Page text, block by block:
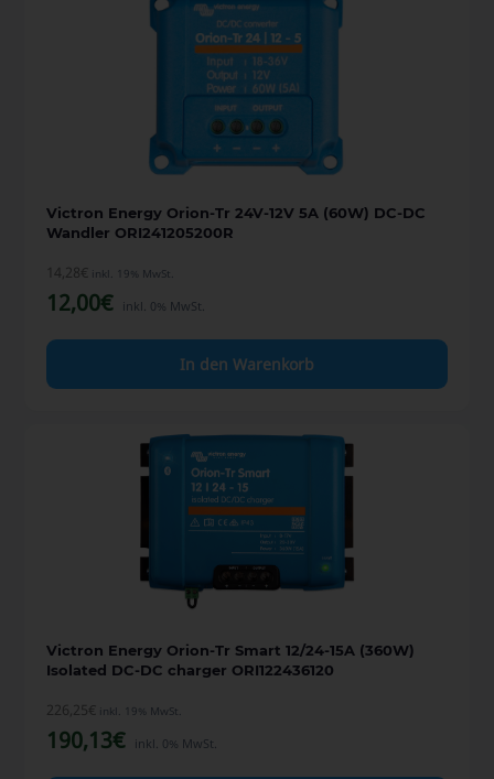
Victron Energy Orion-Tr 24V-12V 5A (60W) DC-DC
Wandler ORI241205200R
14,28€ inkl. 19% MwSt.
12,00€ inkl. 0% MwSt.
In den Warenkorb
Victron Energy Orion-Tr Smart 12/24-15A (360W)
Isolated DC-DC charger ORI122436120
226,25€ inkl. 19% MwSt.
190,13€ inkl. 0% MwSt.